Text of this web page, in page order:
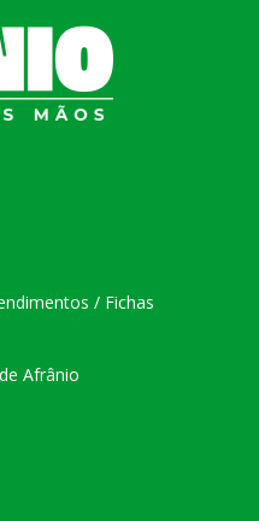
/ Fichas
Afrânio